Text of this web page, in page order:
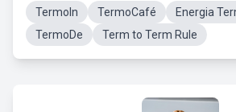
TermoIn TermoCafé
Energia
TermoDe
Term to Term Rule